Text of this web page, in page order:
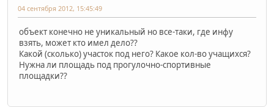
04 сентября 2012, 15:45:49
объект конечно не уникальный но все-таки, где инфу
взять, может кто имел дело??
Какой (сколько) участок под него? Какое кол-во учащихся?
Нужна ли площадь под прогулочно-спортивные
площадки??